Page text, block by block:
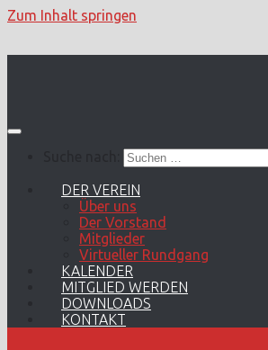
Zum Inhalt springen
DER VEREIN
Über uns
Der Vorstand
Mitglieder
Virtueller Rundgang
KALENDER
MITGLIED WERDEN
DOWNLOADS
KONTAKT